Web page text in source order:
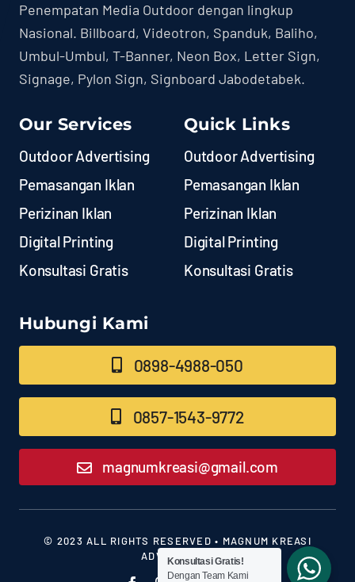
Penempatan Media Outdoor dengan lingkup
Nasional. Billboard, Videotron, Spanduk, Baliho,
Umbul-Umbul, T-Banner, Neon Box, Letter Sign,
Signage, Pylon Sign, Signboard Jabodetabek.
Our Services
Outdoor Advertising
Pemasangan Iklan
Perizinan Iklan
Digital Printing
Konsultasi Gratis
Quick Links
Outdoor Advertising
Pemasangan Iklan
Perizinan Iklan
Digital Printing
Konsultasi Gratis
Hubungi Kami
0898-4988-050
0857-1543-9772
magnumkreasi@gmail.com
© 2023 ALL RIGHTS RESERVED • MAGNUM KREASI
ADVERTISING
Konsultasi Gratis!
Dengan Team Kami